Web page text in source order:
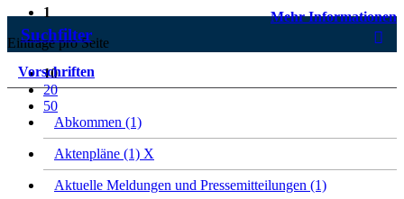
Mehr Informationen
1
Einträge pro Seite
10
20
50
Suchfilter
Vorschriften
Abkommen (1)
Aktenpläne (1) X
Aktuelle Meldungen und Pressemitteilungen (1)